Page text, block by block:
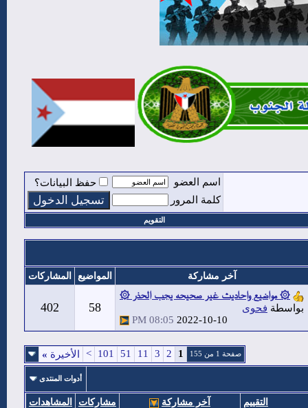
اسم العضو
حفظ البيانات؟
كلمة المرور
التقويم
آخر مشاركة المواضيع المشاركات
۞ مواضيع واحاديث غير صحيحه يجب الحذر ۞
بواسطة فحوى
2022-10-10
08:05 PM
58
402
صفحة 1 من 155 1
2
3
11
51
101
> الأخيرة »
أدوات المنتدى
التقييم آخر مشاركة مشاركات المشاهدات